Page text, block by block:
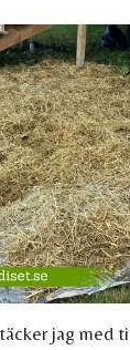
jag med